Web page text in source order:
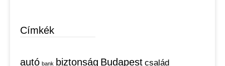
Címkék
autó bank biztonság Budapest család